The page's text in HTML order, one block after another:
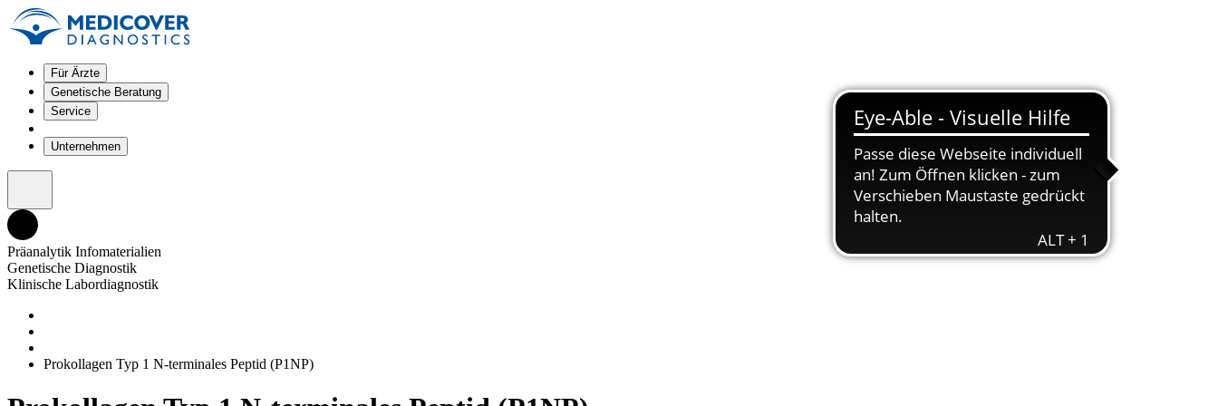
Für Ärzte
Genetische Beratung
Service
Unternehmen
Präanalytik Infomaterialien
Genetische Diagnostik
Klinische Labordiagnostik
Prokollagen Typ 1 N-terminales Peptid (P1NP)